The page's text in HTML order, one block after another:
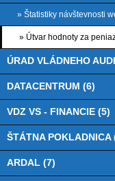
» Štatistiky návštevnosti
» Útvar hodnoty za
ÚRAD VLÁDNEHO
DATACENTRUM (6)
VDZ VS - FINANCIE (5)
ŠTÁTNA POKLADNICA
ARDAL (7)